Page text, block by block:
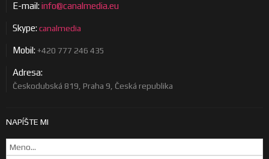
E-mail:info@canalmedia.eu
Skype:canalmedia
Mobil:+420 777 246 435
Adresa:
Českodubská 819, Praha 9, Česká republika
NAPÍŠTE MI